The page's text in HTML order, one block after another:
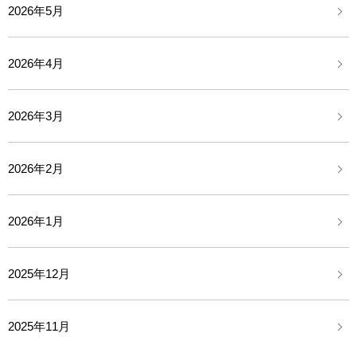
2026年5月
2026年4月
2026年3月
2026年2月
2026年1月
2025年12月
2025年11月